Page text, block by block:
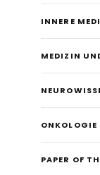
INNERE
MEDIZIN
ONKOLOGIE
PAPER OF